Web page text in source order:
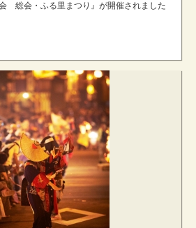
総会・ふる里まつり』が開催されました